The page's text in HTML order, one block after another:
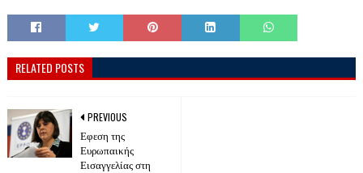
RELATED POSTS
PREVIOUS
Εφεση της
Ευρωπαικής
Εισαγγελίας στη